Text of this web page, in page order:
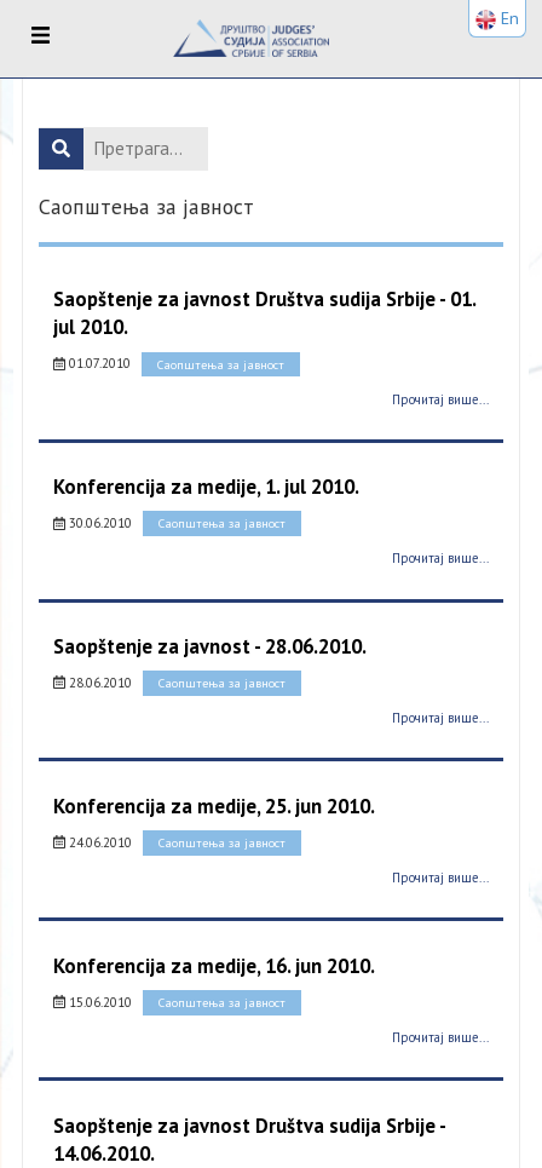
Саопштења за јавност
Saopštenje za javnost Društva sudija Srbije - 01.
jul 2010.
01.07.2010 Саопштења за јавност
Прочитај више...
Konferencija za medije, 1. jul 2010.
30.06.2010 Саопштења за јавност
Прочитај више...
Saopštenje za javnost - 28.06.2010.
28.06.2010 Саопштења за јавност
Прочитај више...
Konferencija za medije, 25. jun 2010.
24.06.2010 Саопштења за јавност
Прочитај више...
Konferencija za medije, 16. jun 2010.
15.06.2010 Саопштења за јавност
Прочитај више...
Saopštenje za javnost Društva sudija Srbije -
14.06.2010.
En